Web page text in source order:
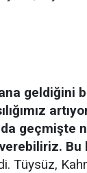
geldiğini
geçmişte
Tüysüz,